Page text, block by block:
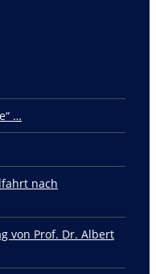
…
nach
von Prof. Dr. Albert